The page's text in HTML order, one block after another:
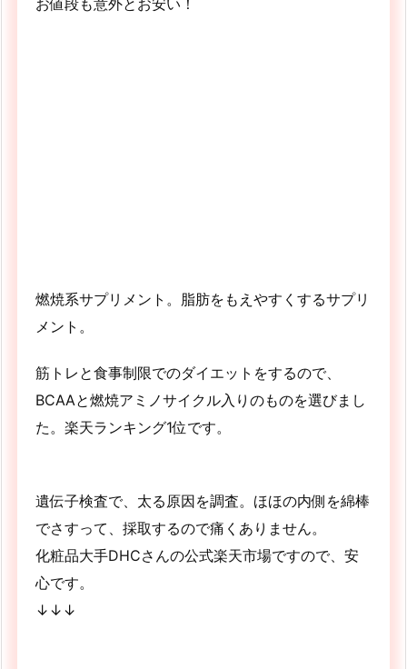
燃焼系サプリメント。脂肪をもえやすくするサプリ
メント。
筋トレと食事制限でのダイエットをするので、
BCAAと燃焼アミノサイクル入りのものを選びまし
た。楽天ランキング1位です。
遺伝子検査で、太る原因を調査。ほほの内側を綿棒
でさすって、採取するので痛くありません。
化粧品大手DHCさんの公式楽天市場ですので、安
心です。
↓↓↓